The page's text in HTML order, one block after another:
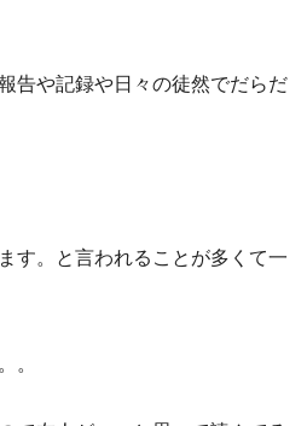
告や記録や日々の徒然でだらだ
す。と言われることが多くて一
。